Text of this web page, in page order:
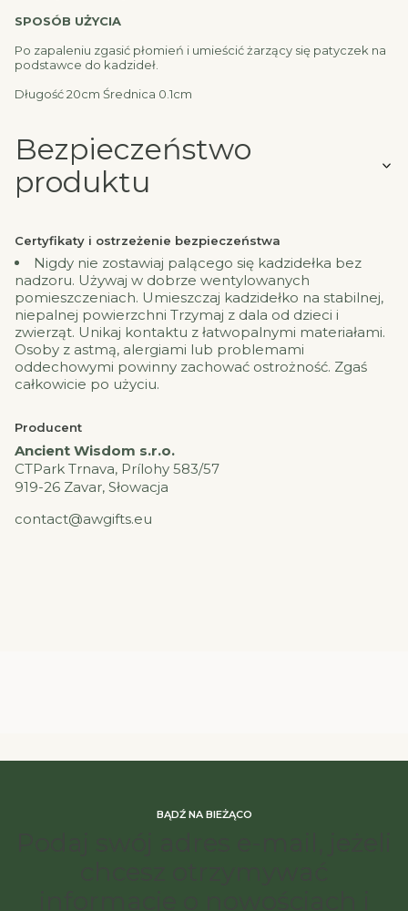
SPOSÓB UŻYCIA
Po zapaleniu zgasić płomień i umieścić żarzący się patyczek na
podstawce do kadzideł.
Długość 20cm Średnica 0.1cm
Bezpieczeństwo
produktu
Certyfikaty i ostrzeżenie bezpieczeństwa
Nigdy nie zostawiaj palącego się kadzidełka bez
nadzoru. Używaj w dobrze wentylowanych
pomieszczeniach. Umieszczaj kadzidełko na stabilnej,
niepalnej powierzchni Trzymaj z dala od dzieci i
zwierząt. Unikaj kontaktu z łatwopalnymi materiałami.
Osoby z astmą, alergiami lub problemami
oddechowymi powinny zachować ostrożność. Zgaś
całkowicie po użyciu.
Producent
Ancient Wisdom s.r.o.
CTPark Trnava, Prílohy 583/57
919-26 Zavar, Słowacja
contact@awgifts.eu
BĄDŹ NA BIEŻĄCO